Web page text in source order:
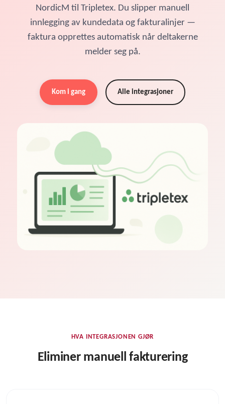
NordicM til Tripletex. Du slipper manuell
innlegging av kundedata og fakturalinjer —
faktura opprettes automatisk når deltakerne
melder seg på.
Kom i gang Alle integrasjoner
HVA INTEGRASJONEN GJØR
Eliminer manuell fakturering